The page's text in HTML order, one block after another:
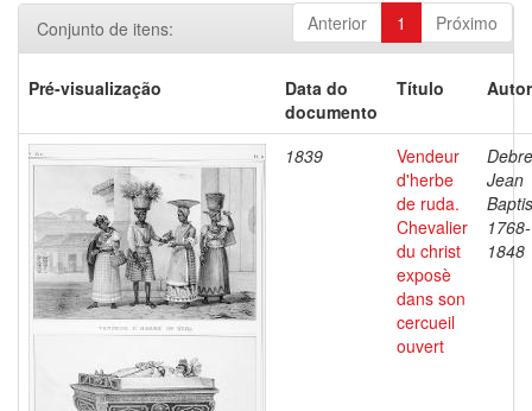
Anterior 1 Próximo
Conjunto de itens:
Pré-visualização
Data do
documento
Título
1839
Vendeur
d'herbe
de ruda.
Chevalier
du christ
exposè
dans son
cercueil
ouvert
Jean
1768-
1848